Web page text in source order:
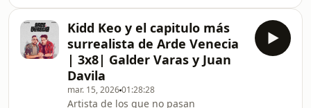
que está al otro lado.Porque sin
vosotros no hay programa..
Kidd Keo y el capitulo más
surrealista de Arde Venecia
| 3x8| Galder Varas y Juan
Davila
mar. 15, 202601:28:28
Artista de los que no pasan